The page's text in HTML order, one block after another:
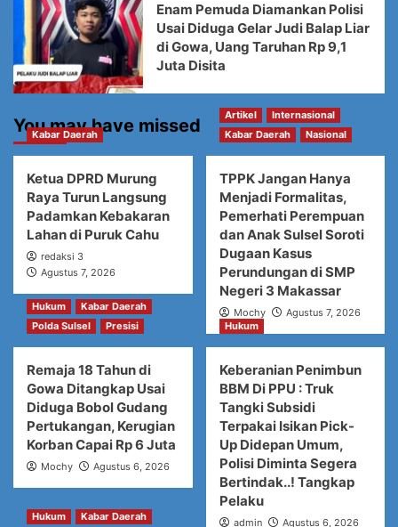
Enam Pemuda Diamankan Polisi
Usai Diduga Gelar Judi Balap Liar
di Gowa, Uang Taruhan Rp 9,1
Juta Disita
You may have missed
Kabar Daerah
Ketua DPRD Murung
Raya Turun Langsung
Padamkan Kebakaran
Lahan di Puruk Cahu
redaksi 3
Agustus 7, 2026
Artikel
Internasional
Kabar Daerah
Nasional
TPPK Jangan Hanya
Menjadi Formalitas,
Pemerhati Perempuan
dan Anak Sulsel Soroti
Dugaan Kasus
Perundungan di SMP
Negeri 3 Makassar
Mochy Agustus 7, 2026
Hukum
Kabar Daerah
Polda Sulsel
Presisi
Remaja 18 Tahun di
Gowa Ditangkap Usai
Diduga Bobol Gudang
Pertukangan, Kerugian
Korban Capai Rp 6 Juta
Mochy Agustus 6, 2026
Hukum
Keberanian Penimbun
BBM Di PPU : Truk
Tangki Subsidi
Terpakai Isikan Pick-
Up Didepan Umum,
Polisi Diminta Segera
Bertindak..! Tangkap
Pelaku
admin Agustus 6, 2026
Hukum
Kabar Daerah